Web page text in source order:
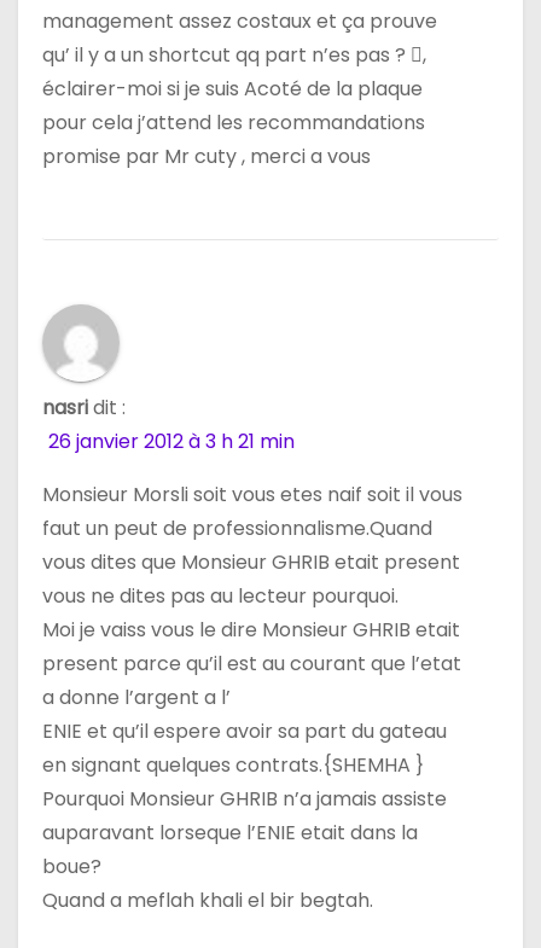
management assez costaux et ça prouve
qu’ il y a un shortcut qq part n’es pas ? ,
éclairer-moi si je suis Acoté de la plaque
pour cela j’attend les recommandations
promise par Mr cuty , merci a vous
nasridit :
26 janvier 2012 à 3 h 21 min
Monsieur Morsli soit vous etes naif soit il vous
faut un peut de professionnalisme.Quand
vous dites que Monsieur GHRIB etait present
vous ne dites pas au lecteur pourquoi.
Moi je vaiss vous le dire Monsieur GHRIB etait
present parce qu’il est au courant que l’etat
a donne l’argent a l’
ENIE et qu’il espere avoir sa part du gateau
en signant quelques contrats.{SHEMHA }
Pourquoi Monsieur GHRIB n’a jamais assiste
auparavant lorseque l’ENIE etait dans la
boue?
Quand a meflah khali el bir begtah.